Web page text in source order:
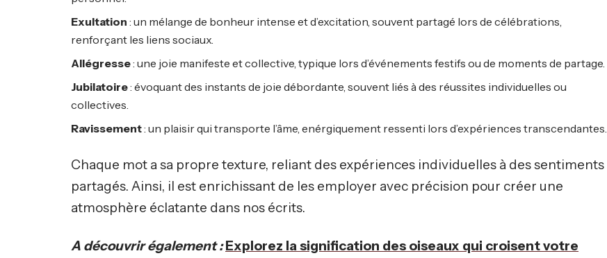
Exultation : un mélange de bonheur intense et d’excitation, souvent partagé lors de célébrations,
renforçant les liens sociaux.
Allégresse: une joie manifeste et collective, typique lors d’événements festifs ou de moments de partage.
Jubilatoire: évoquant des instants de joie débordante, souvent liés à des réussites individuelles ou
collectives.
Ravissement: un plaisir qui transporte l’âme, enérgiquement ressenti lors d’expériences transcendantes.
Chaque mot a sa propre texture, reliant des expériences individuelles à des sentiments
partagés. Ainsi, il est enrichissant de les employer avec précision pour créer une
atmosphère éclatante dans nos écrits.
A découvrir également : Explorez la signification des oiseaux qui croisent votre